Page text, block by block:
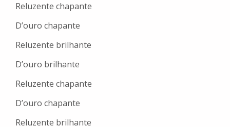
Reluzente chapante
D’ouro chapante
Reluzente brilhante
D’ouro brilhante
Reluzente chapante
D’ouro chapante
Reluzente brilhante